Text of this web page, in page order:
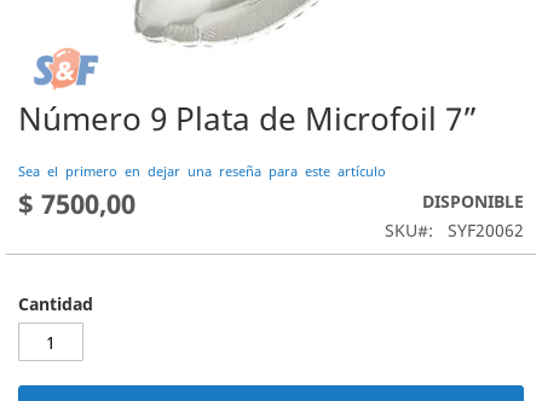
Número 9 Plata de Microfoil 7”
Sea el primero en dejar una reseña para este artículo
$ 7500,00 DISPONIBLE
SKU SYF20062
Cantidad
Saltar
la
de